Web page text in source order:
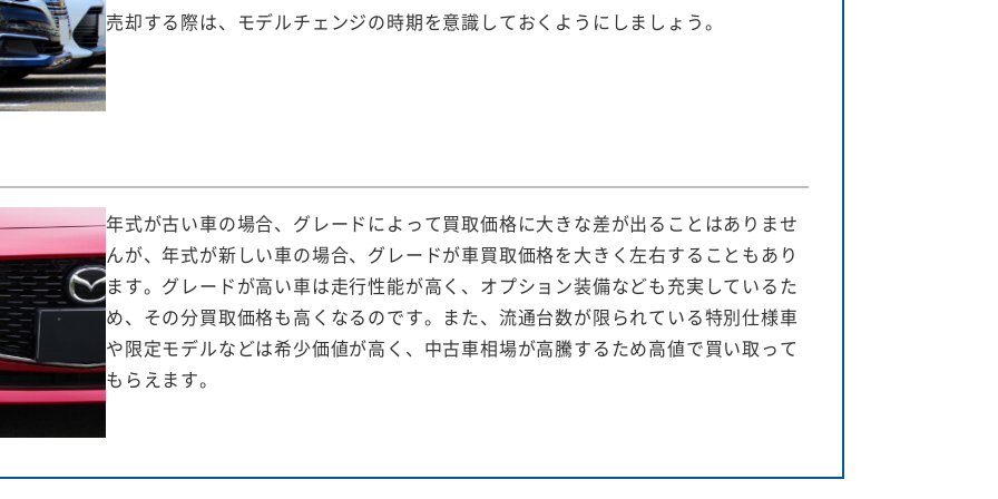
売却する際は、モデルチェンジの時期を意識しておくようにしましょう。
年式が古い車の場合、グレードによって買取価格に大きな差が出ることはありませ
んが、年式が新しい車の場合、グレードが車買取価格を大きく左右することもあり
ます。グレードが高い車は走行性能が高く、オプション装備なども充実しているた
め、その分買取価格も高くなるのです。また、流通台数が限られている特別仕様車
や限定モデルなどは希少価値が高く、中古車相場が高騰するため高値で買い取って
もらえます。